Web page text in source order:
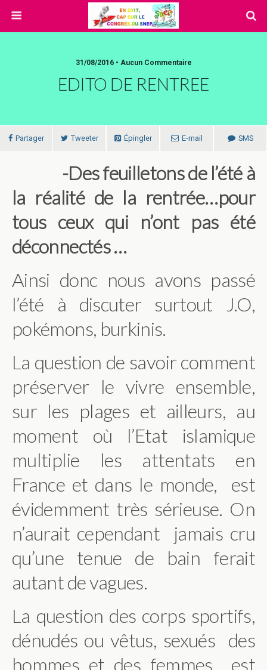
31/08/2016 • Aucun Commentaire
EDITO DE RENTREE
Partager Tweeter Épingler E-mail SMS
-Des feuilletons de l’été à
la réalité de la rentrée…pour
tous ceux qui n’ont pas été
déconnectés …
Ainsi donc nous avons passé
l’été à discuter surtout J.O,
pokémons, burkinis.
La question de savoir comment
préserver le vivre ensemble,
sur les plages et ailleurs, au
moment où l’Etat islamique
multiplie les attentats en
France et dans le monde, est
évidemment très sérieuse. On
n’aurait cependant jamais cru
qu’une tenue de bain ferait
autant de vagues.
La question des corps sportifs,
dénudés ou vêtus, sexués des
hommes et des femmes est